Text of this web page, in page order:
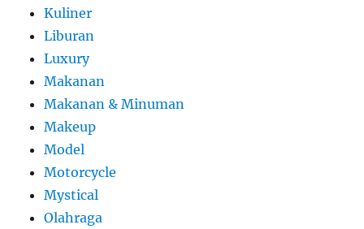
Kuliner
Liburan
Luxury
Makanan
Makanan & Minuman
Makeup
Model
Motorcycle
Mystical
Olahraga